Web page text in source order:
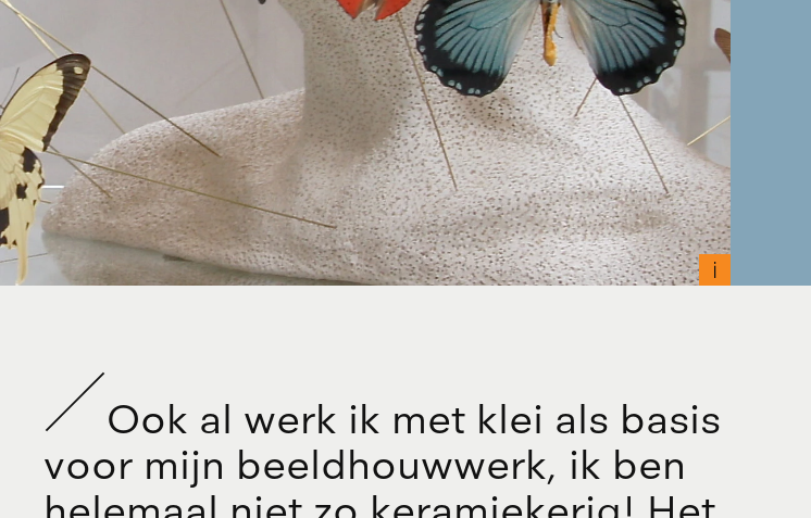
Ook al werk ik met klei als basis
voor mijn beeldhouwwerk, ik ben